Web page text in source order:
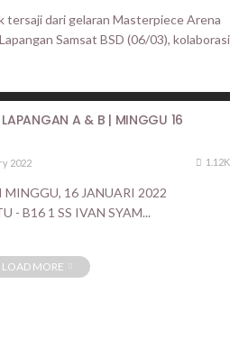
tersaji dari gelaran Masterpiece Arena
Samsat BSD (06/03), kolaborasi
A & B | MINGGU 16
2022 1.12K
MINGGU, 16 JANUARI 2022
- B16 1 SS IVAN SYAM...
LOAD MORE